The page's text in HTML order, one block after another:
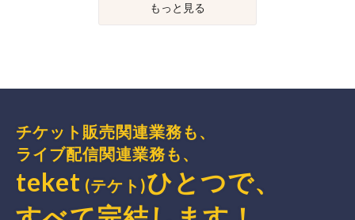
もっと見る
チケット販売関連業務も、
ライブ配信関連業務も、
teket (テケト)ひとつで、